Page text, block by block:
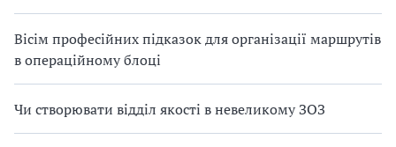
Вісім професійних підказок для організації маршрутів
в операційному блоці
Чи створювати відділ якості в невеликому ЗОЗ